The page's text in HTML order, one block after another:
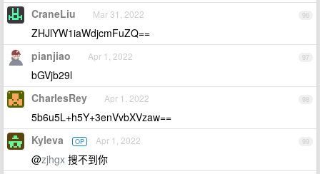
96
CraneLiu Mar 31, 2022
ZHJlYW1iaWdjcmFuZQ==
97
pianjiao Apr 1, 2022
bGVjb29l
98
CharlesRey Apr 1, 2022
5b6u5L+h5Y+3enVvbXVzaw==
99
Kyleva OP Apr 1, 2022
@zjhgx 搜不到你